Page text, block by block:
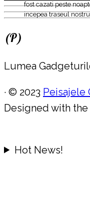
fost cazati peste
incepea traseul
(P)
Lumea
· © 2023 Peisajele
Designed with
Hot News!